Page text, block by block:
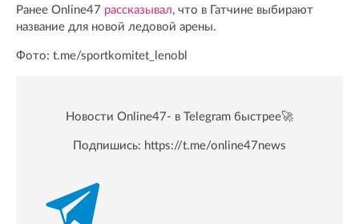
Ранее Online47 рассказывал, что в Гатчине выбирают
название для новой ледовой арены.
Фото: t.me/sportkomitet_lenobl
Новости Online47- в Telegram быстрее🚀
Подпишись: https://t.me/online47news